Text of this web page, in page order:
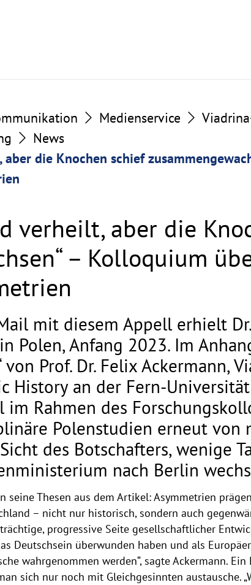
Medienservice
News
die Knochen schief
verheilt, aber die
– Kolloquium
mit diesem Appell erhielt
Polen, Anfang 2023. Im
von Prof. Dr. Felix Ackermann,
History an der Fern-Universität
Rahmen des
Polenstudien erneut von
des Botschafters, wenige
nach Berlin
seine Thesen aus dem Artikel: Asymmetrien
– nicht nur historisch, sondern auch
progressive Seite gesellschaftlicher
Deutschsein überwunden haben und als
wahrgenommen werden“, sagte Ackermann.
sich nur noch mit Gleichgesinnten austausche.